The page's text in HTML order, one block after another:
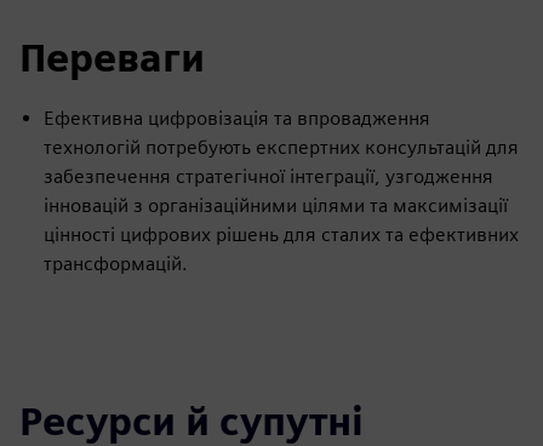
Переваги
Ефективна цифровізація та впровадження
технологій потребують експертних консультацій для
забезпечення стратегічної інтеграції, узгодження
інновацій з організаційними цілями та максимізації
цінності цифрових рішень для сталих та ефективних
трансформацій.
Ресурси й супутні